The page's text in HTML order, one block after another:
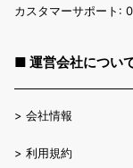
カスタマーサポート:
■ 運営会社につい
> 会社情報
> 利用規約